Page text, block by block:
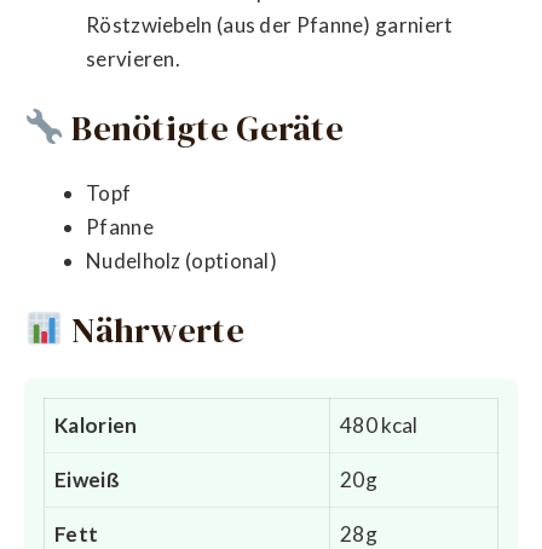
Röstzwiebeln (aus der Pfanne) garniert
servieren.
Benötigte Geräte
Topf
Pfanne
Nudelholz (optional)
Nährwerte
Kalorien 480 kcal
Eiweiß 20g
Fett 28g